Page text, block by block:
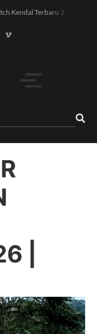
Harga U-Ditch Kendal Terbaru 2026 | Supplier Precast Berkualitas Free Pengiriman
Jual Paving Block Semarang: Mana Lebih Unggul, Harga atau Kualitas?
Harga U Ditch 80x80x120: Pandangan Humanis yang Buka Mata Pasar
|